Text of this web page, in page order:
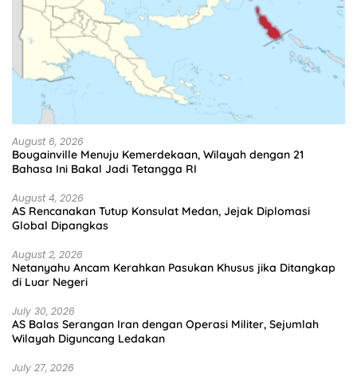
August 6, 2026
Bougainville Menuju Kemerdekaan, Wilayah dengan 21
Bahasa Ini Bakal Jadi Tetangga RI
August 4, 2026
AS Rencanakan Tutup Konsulat Medan, Jejak Diplomasi
Global Dipangkas
August 2, 2026
Netanyahu Ancam Kerahkan Pasukan Khusus jika Ditangkap
di Luar Negeri
July 30, 2026
AS Balas Serangan Iran dengan Operasi Militer, Sejumlah
Wilayah Diguncang Ledakan
July 27, 2026